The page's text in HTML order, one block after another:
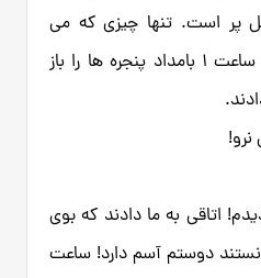
پر است. تنها چیزی که می
توانستند بگویند این بود: ساعت 1 بامداد پنجره ها را باز
نرو!
اتاقی به ما دادند که بوی
دوستم آسم دارد! ساعت